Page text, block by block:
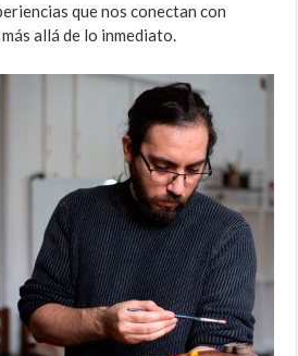
que nos conectan con
allá de lo inmediato.